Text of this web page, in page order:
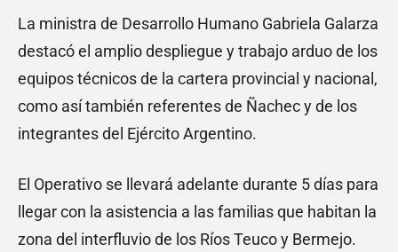
La ministra de Desarrollo Humano Gabriela Galarza
destacó el amplio despliegue y trabajo arduo de los
equipos técnicos de la cartera provincial y nacional,
como así también referentes de Ñachec y de los
integrantes del Ejército Argentino.
El Operativo se llevará adelante durante 5 días para
llegar con la asistencia a las familias que habitan la
zona del interfluvio de los Ríos Teuco y Bermejo.